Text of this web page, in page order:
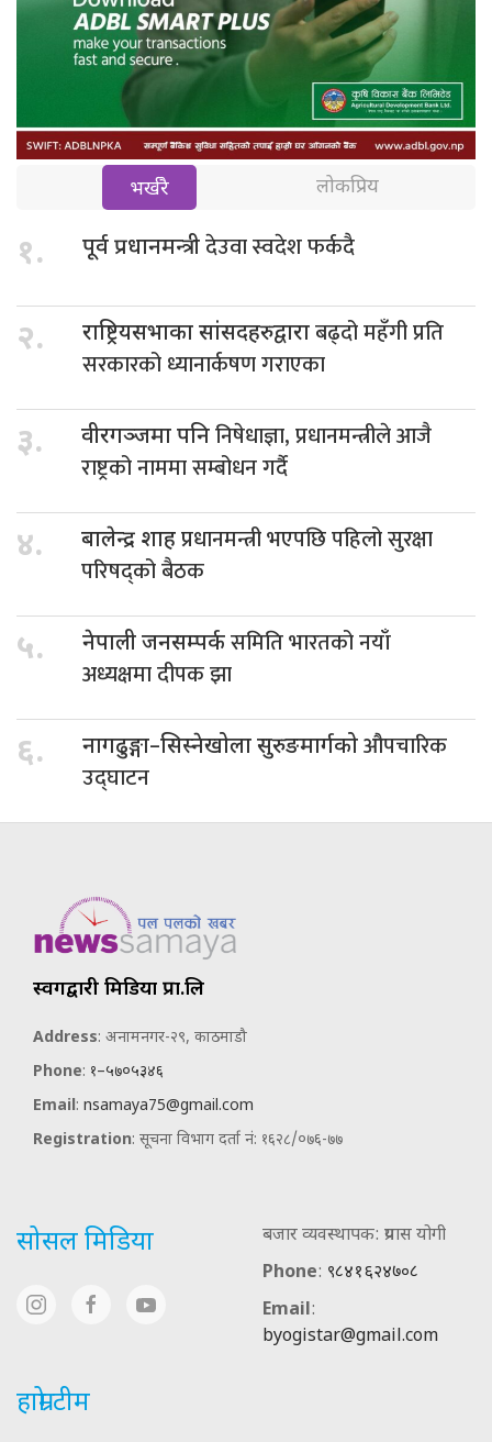
भर्खरै लोकप्रिय
१. पूर्व प्रधानमन्त्रीदेउवा स्वदेश फर्कदै
२. राष्ट्रियसभाका सांसदहरुद्वाराबढ्दो महँगी प्रति
सरकारको ध्यानार्कषण गराएका
३. वीरगञ्जमा पनिनिषेधाज्ञा, प्रधानमन्त्रीले आजै
राष्ट्रको नाममा सम्बोधन गर्दै
४. बालेन्द्र शाहप्रधानमन्त्री भएपछि पहिलो सुरक्षा
परिषद्को बैठक
५. नेपाली जनसम्पर्कसमिति भारतको नयाँ
अध्यक्षमा दीपक झा
६. नागढुङ्गा–सिस्नेखोला सुरुङमार्गकोऔपचारिक
उद्घाटन
स्वर्गद्वारी मिडिया प्रा.लि
Address: अनामनगर-२९, काठमाडौ
Phone: १–५७०५३४६
Email: nsamaya75@gmail.com
Registration: सूचना विभाग दर्ता नं: १६२८/०७६-७७
सोसल मिडिया
बजार व्यवस्थापक: प्रयास योगी
Phone: ९८४१६२४७०८
Email:
byogistar@gmail.com
हाम्रो टीम